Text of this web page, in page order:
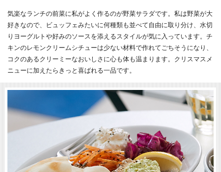
気楽なランチの前菜に私がよく作るのが野菜サラダです。私は野菜が大
好きなので、ビュッフェみたいに何種類も並べて自由に取り分け、水切
りヨーグルトや好みのソースを添えるスタイルが気に入っています。チ
キンのレモンクリームシチューは少ない材料で作れてごちそうになり、
コクのあるクリーミーなおいしさに心も体も温まります。クリスマスメ
ニューに加えたらきっと喜ばれる一品です。